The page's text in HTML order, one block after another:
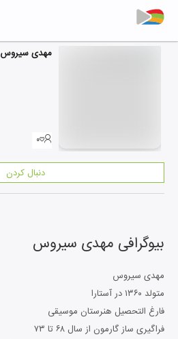
مهدی سیروس
۰
دنبال کردن
بیوگرافی مهدی سیروس
مهدی سیروس
متولد ۱۳۶۰ در آستارا
فارغ التحصیل هنرستان موسیقی
فراگیری ساز گارمون از سال ۶۸ تا ۷۳